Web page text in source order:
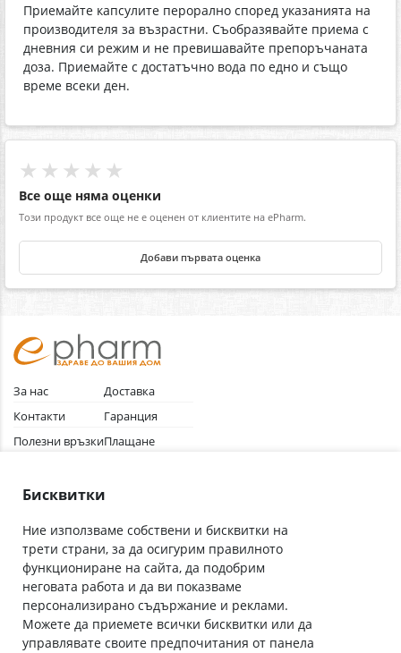
Приемайте капсулите перорално според указанията на
производителя за възрастни. Съобразявайте приема с
дневния си режим и не превишавайте препоръчаната
доза. Приемайте с достатъчно вода по едно и също
време всеки ден.
★★★★★
Все още няма оценки
Този продукт все още не е оценен от клиентите на ePharm.
Добави първата оценка
За нас
Контакти
Полезни връзки
Общи условия
Доставка
Гаранция
Плащане
Абонирай се за нашия бюлетин
С абонамента се съгласявам сПолитиката за лични данни.
Бисквитки
Ние използваме собствени и бисквитки на
трети страни, за да осигурим правилното
функциониране на сайта, да подобрим
неговата работа и да ви показваме
персонализирано съдържание и реклами.
Можете да приемете всички бисквитки или да
управлявате своите предпочитания от панела